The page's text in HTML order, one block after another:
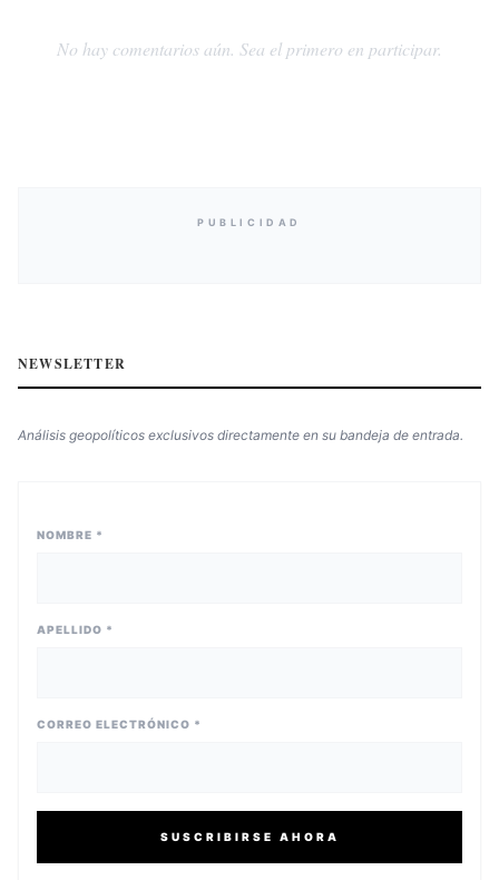
No hay comentarios aún. Sea el primero en participar.
PUBLICIDAD
NEWSLETTER
Análisis geopolíticos exclusivos directamente en su bandeja de entrada.
NOMBRE *
APELLIDO *
CORREO ELECTRÓNICO *
SUSCRIBIRSE AHORA